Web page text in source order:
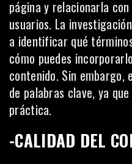
página y relacionarla
usuarios. La
a identificar qué
cómo puedes
contenido. Sin
de palabras clave, ya
práctica.
-CALIDAD DEL